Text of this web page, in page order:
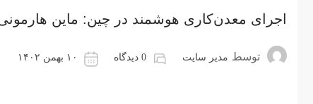
اجرای معدن‌کاری هوشمند در چین: ماین
توسط مدیر سایت 0 دیدگاه ۱۰ بهمن ۱۴۰۲